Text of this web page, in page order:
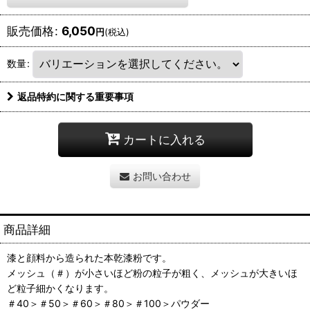
販売価格: 6,050円(税込)
数量:
返品特約に関する重要事項
カートに入れる
お問い合わせ
商品詳細
漆と顔料から造られた本乾漆粉です。
メッシュ（＃）が小さいほど粉の粒子が粗く、メッシュが大きいほ
ど粒子細かくなります。
＃40＞＃50＞＃60＞＃80＞＃100＞パウダー